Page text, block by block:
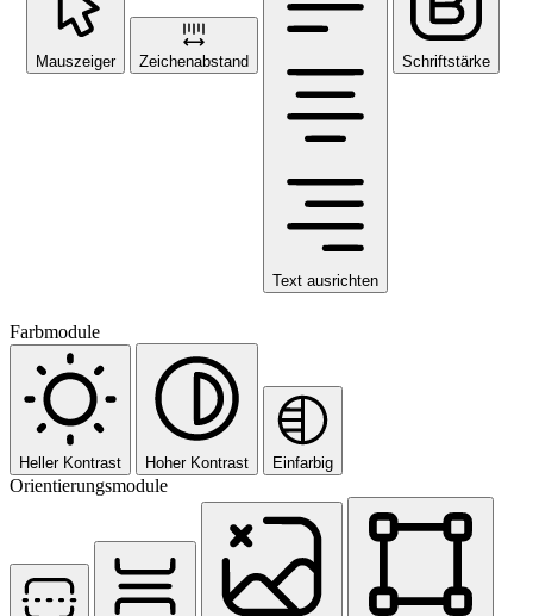
Mauszeiger Zeichenabstand
Text ausrichten
Schriftstärke
Farbmodule
Heller Kontrast Hoher Kontrast Einfarbig
Orientierungsmodule